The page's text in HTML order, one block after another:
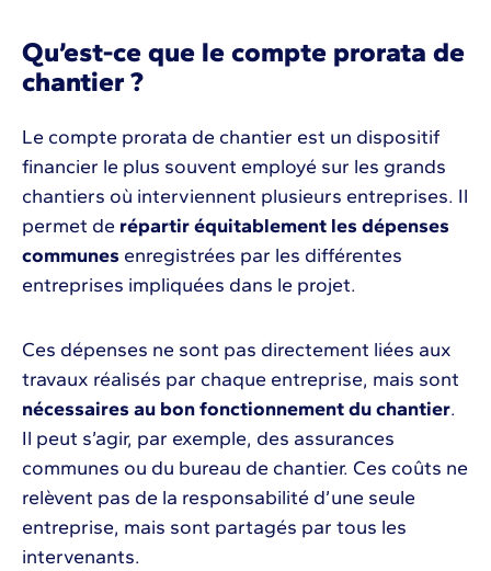
Qu’est-ce que le compte prorata de
chantier ?
Le compte prorata de chantier est un dispositif
financier le plus souvent employé sur les grands
chantiers où interviennent plusieurs entreprises. Il
permet de répartir équitablement les dépenses
communes enregistrées par les différentes
entreprises impliquées dans le projet.
Ces dépenses ne sont pas directement liées aux
travaux réalisés par chaque entreprise, mais sont
nécessaires au bon fonctionnement du chantier.
Il peut s’agir, par exemple, des assurances
communes ou du bureau de chantier. Ces coûts ne
relèvent pas de la responsabilité d’une seule
entreprise, mais sont partagés par tous les
intervenants.